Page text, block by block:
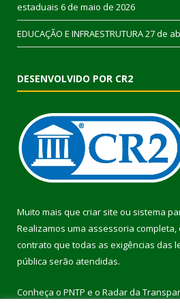
estaduais 6 de maio de 2026
EDUCAÇÃO E INFRAESTRUTURA27 de
DESENVOLVIDO POR CR2
Muito mais que criar site ou sistema
Realizamos uma assessoria completa,
contrato que todas as exigências das
pública serão atendidas.
Conheça o PNTP e o Radar da